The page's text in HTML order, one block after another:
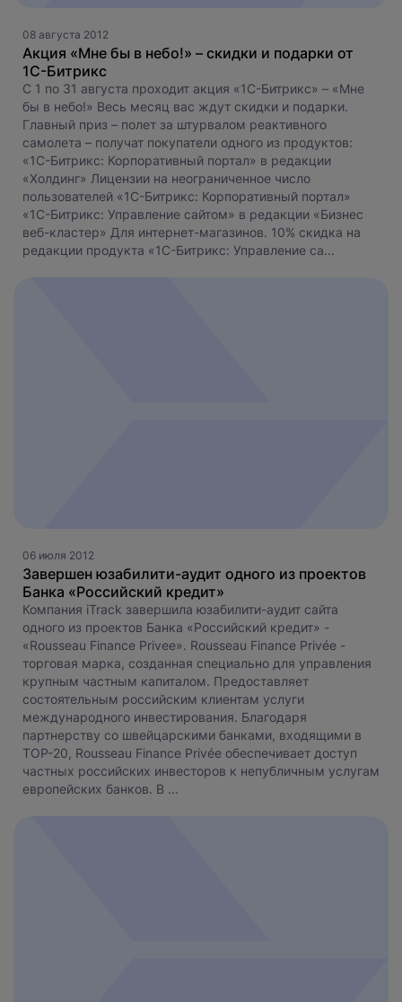
08 августа 2012
Акция «Мне бы в небо!» – скидки и подарки от
1С-Битрикс
С 1 по 31 августа проходит акция «1С-Битрикс» – «Мне
бы в небо!» Весь месяц вас ждут скидки и подарки.
Главный приз – полет за штурвалом реактивного
самолета – получат покупатели одного из продуктов:
«1С-Битрикс: Корпоративный портал» в редакции
«Холдинг» Лицензии на неограниченное число
пользователей «1С-Битрикс: Корпоративный портал»
«1С-Битрикс: Управление сайтом» в редакции «Бизнес
веб-кластер» Для интернет-магазинов. 10% скидка на
редакции продукта «1С-Битрикс: Управление са...
06 июля 2012
Завершен юзабилити-аудит одного из проектов
Банка «Российский кредит»
Компания iTrack завершила юзабилити-аудит сайта
одного из проектов Банка «Российский кредит» -
«Rousseau Finance Privee». Rousseau Finance Privée -
торговая марка, созданная специально для управления
крупным частным капиталом. Предоставляет
состоятельным российским клиентам услуги
международного инвестирования. Благодаря
партнерству со швейцарскими банками, входящими в
TOP-20, Rousseau Finance Privéе обеспечивает доступ
частных российских инвесторов к непубличным услугам
европейских банков. В ...